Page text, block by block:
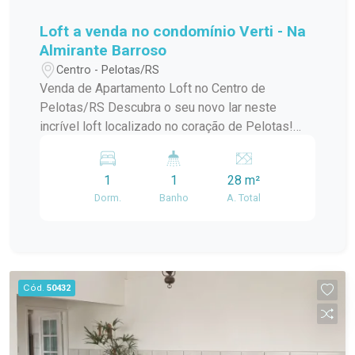
Loft a venda no condomínio Verti - Na
Almirante Barroso
Centro - Pelotas/RS
Venda de Apartamento Loft no Centro de
Pelotas/RS Descubra o seu novo lar neste
incrível loft localizado no coração de Pelotas!
construção, oferece o melhor da modernidade e
conforto, ideal para quem busca praticidade e
estilo de vida urbano. Com uma localização
entretenimento. O condomínio conta com uma
infraestrutura de lazer completa, perfeita para
relaxar e aproveitar momentos especiais com
amigos e familiares. O loft possui um design
1
Dorm.
1
Banho
28 m²
A. Total
Cód. 50432